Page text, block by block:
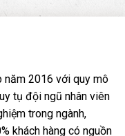
năm 2016 với quy mô
tụ đội ngũ nhân viên
trong ngành,
khách hàng có nguồn